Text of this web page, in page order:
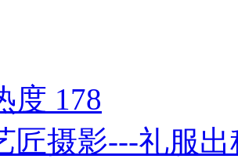
度 178
匠摄影---礼服出